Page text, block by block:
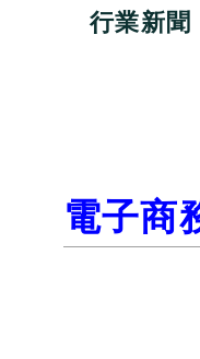
行業新聞
電子商